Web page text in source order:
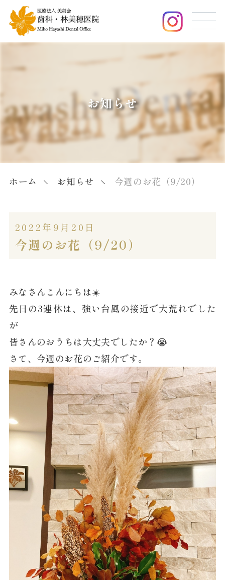
お知らせ
ホーム お知らせ 今週のお花（9/20）
2022年9月20日
今週のお花（9/20）
みなさんこんにちは☀️
先日の3連休は、強い台風の接近で大荒れでした
が
皆さんのおうちは大丈夫でしたか？😭
さて、今週のお花のご紹介です。